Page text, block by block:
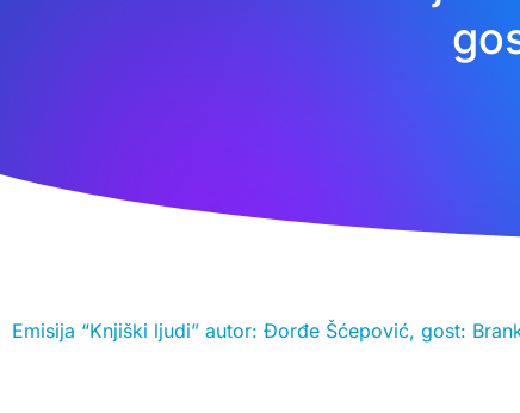
Emisija “Knjiški ljudi” autor: Đorđe Šćepović, gost: